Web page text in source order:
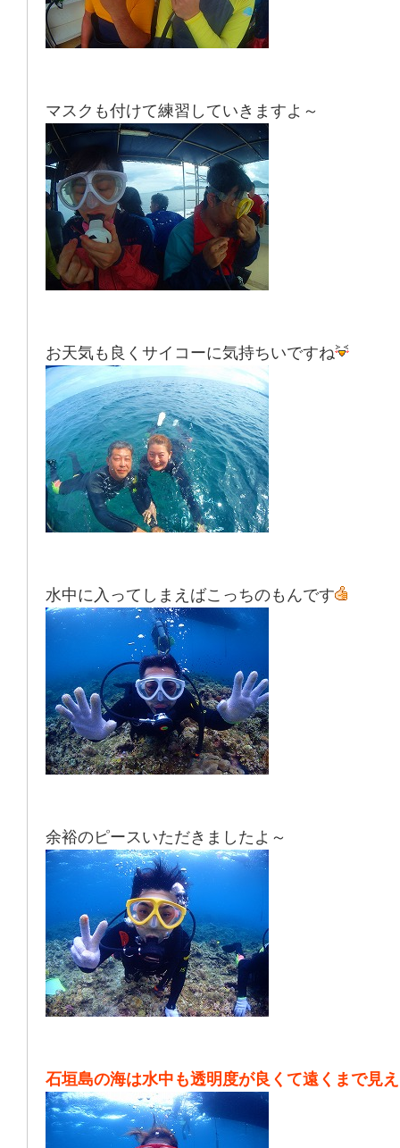
マスクも付けて練習していきますよ～
お天気も良くサイコーに気持ちいですね
水中に入ってしまえばこっちのもんです
余裕のピースいただきましたよ～
石垣島の海は水中も透明度が良くて遠くまで見